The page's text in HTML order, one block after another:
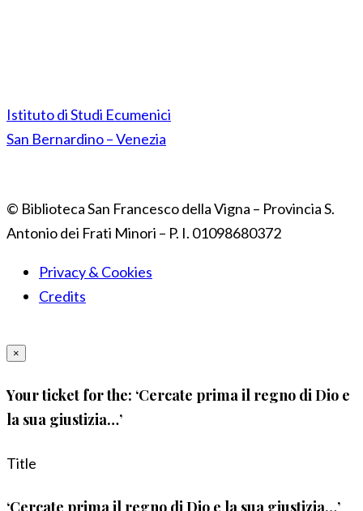
Istituto di Studi Ecumenici
San Bernardino – Venezia
© Biblioteca San Francesco della Vigna – Provincia S.
Antonio dei Frati Minori – P. I. 01098680372
Privacy & Cookies
Credits
×
Your ticket for the: ‘Cercate prima il regno di Dio e
la sua giustizia…’
Title
‘Cercate prima il regno di Dio e la sua giustizia…’